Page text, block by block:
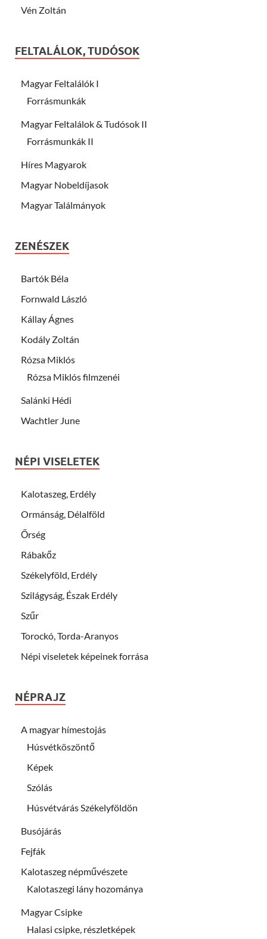
Vén Zoltán
FELTALÁLOK, TUDÓSOK
Magyar Feltalálók I
Forrásmunkák
Magyar Feltalálok & Tudósok II
Forrásmunkák II
Híres Magyarok
Magyar Nobeldíjasok
Magyar Találmányok
ZENÉSZEK
Bartók Béla
Fornwald László
Kállay Ágnes
Kodály Zoltán
Rózsa Miklós
Rózsa Miklós filmzenéi
Salánki Hédi
Wachtler June
NÉPI VISELETEK
Kalotaszeg, Erdély
Ormánság, Délalföld
Őrség
Rábakőz
Székelyföld, Erdély
Szilágyság, Észak Erdély
Szűr
Torockó, Torda-Aranyos
Népi viseletek képeinek forrása
NÉPRAJZ
A magyar hímestojás
Húsvétköszöntő
Képek
Szólás
Húsvétvárás Székelyföldön
Busójárás
Fejfák
Kalotaszeg népművészete
Kalotaszegi lány hozománya
Magyar Csipke
Halasi csipke, részletképek